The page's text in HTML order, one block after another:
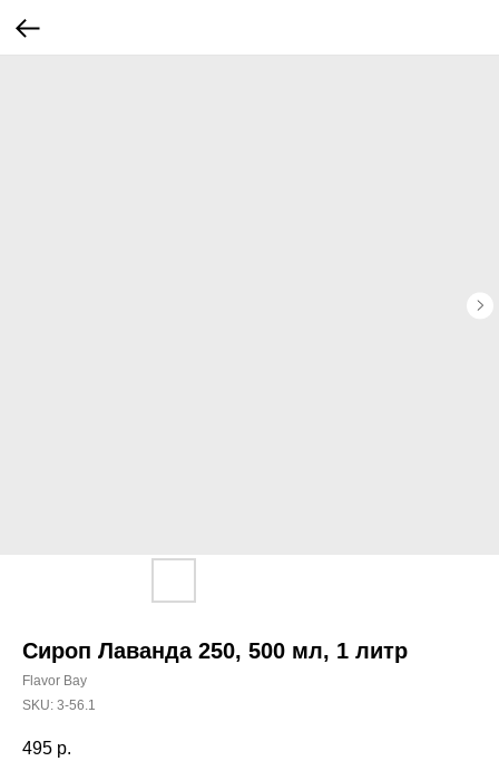
Сироп Лаванда 250, 500 мл, 1 литр
Flavor Bay
SKU: 3-56.1
495 р.